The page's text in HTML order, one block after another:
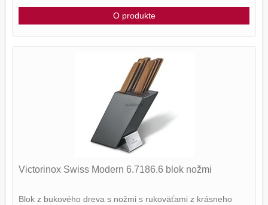
O produkte
Victorinox Swiss Modern 6.7186.6 blok nožmi
Blok z bukového dreva s nožmi s rukoväťami z krásneho